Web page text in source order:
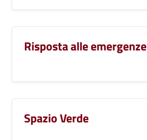
Risposta alle emergenze
Spazio Verde